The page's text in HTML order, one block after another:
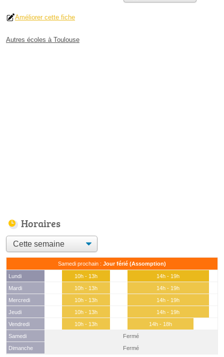
Améliorer cette fiche
Autres écoles à Toulouse
Horaires
Samedi prochain : Jour férié (Assomption)
Lundi 10h - 13h
14h - 19h
Mardi
10h - 13h
14h - 19h
Mercredi
10h - 13h
14h - 19h
Jeudi
10h - 13h
14h - 19h
Vendredi
10h - 13h
14h - 18h
Samedi
(15 août)
Fermé
Dimanche
Fermé